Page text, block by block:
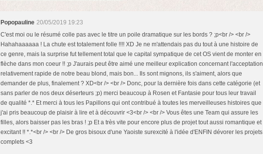
Popopauline 20/05/2019 19:23
C'est moi ou le résumé colle pas avec le titre un poile dramatique sur les bords ? ;p<br /> <br />
Hahahaaaaaa ! La chute est totalement folle !!!! XD Je ne m'attendais pas du tout à une histoire de
ce genre, mais la surprise fut tellement total que le capital sympatique de cet OS vient de monter en
flèche dans mon coeur !! ;p J'aurais peut être aimé une meilleur explication concernant l'acceptation
relativement rapide de notre beau blond, mais bon... Ils sont mignons, ils s'aiment, alors que
demander de plus, finalement ? XD<br /> <br /> Donc, pour la dernière fois dans cette catégorie (et
sans parler de nos deux déserteurs ;p) merci beaucoup à Rosen et Fantasie pour tous leur travail
de qualité *.* Et merci à tous les Papillons qui ont contribué à toutes les merveilleuses histoires que
j'ai pris beaucoup de plaisir à lire et à découvrir <3<br /> <br /> Vous êtes une Team qui assure les
filles, alors baisser pas les bras ! ;p Et a très vite pour encore plus de projet tout aussi romantique et
excitant !! *.*<br /> <br /> De gros bisoux d'une Yaoiste surexcité à l'idée d'ENFIN dévorer les projets
complets <3